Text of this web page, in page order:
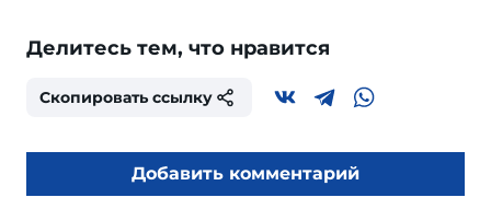
Делитесь тем, что нравится
Скопировать ссылку
Добавить комментарий